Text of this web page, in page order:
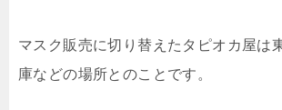
マスク販売に切り替えたタピオカ屋は
庫などの場所とのことです。